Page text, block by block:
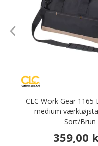
CLC Work Gear
medium
Sort/Brun
359,00